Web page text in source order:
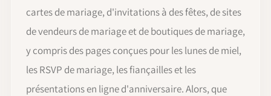
cartes de mariage, d'invitations à des fêtes, de sites
de vendeurs de mariage et de boutiques de mariage,
y compris des pages conçues pour les lunes de miel,
les RSVP de mariage, les fiançailles et les
présentations en ligne d'anniversaire. Alors, que